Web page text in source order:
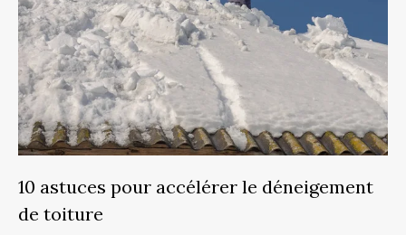
10 astuces pour accélérer le déneigement
de toiture